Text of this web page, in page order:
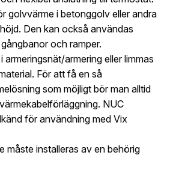
golvvärme i betonggolv eller andra
Den kan också användas
och ramper.
armeringsnät/armering eller limmas
För att få en så
som möjligt bör man alltid
NUC
för användning med Vix
måste installeras av en behörig